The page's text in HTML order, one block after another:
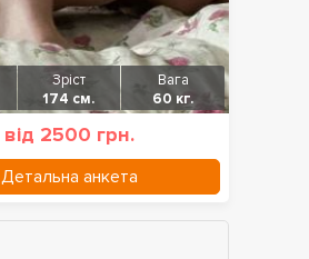
Зріст
174 см.
Вага
60 кг.
від 2500 грн.
Детальна анкета